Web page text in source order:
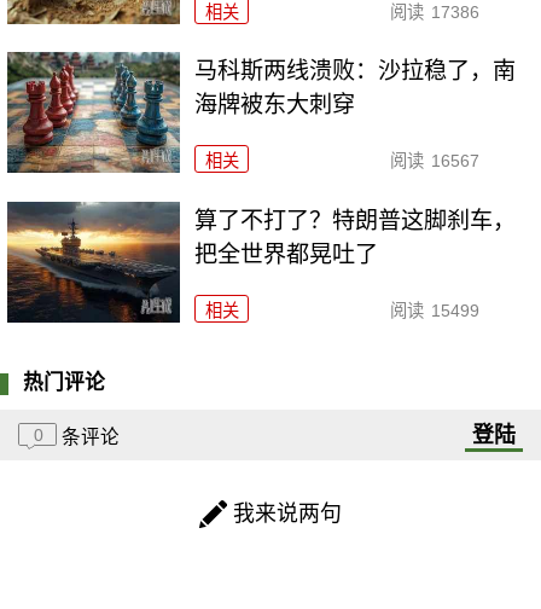
相关 阅读 17386
马科斯两线溃败：沙拉稳了，南
海牌被东大刺穿
相关 阅读 16567
算了不打了？特朗普这脚刹车，
把全世界都晃吐了
相关 阅读 15499
热门评论
0 条评论 登陆
我来说两句